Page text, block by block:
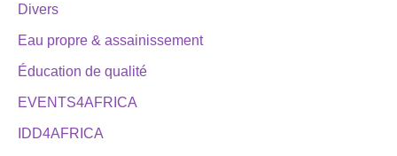
Divers
Eau propre & assainissement
Éducation de qualité
EVENTS4AFRICA
IDD4AFRICA